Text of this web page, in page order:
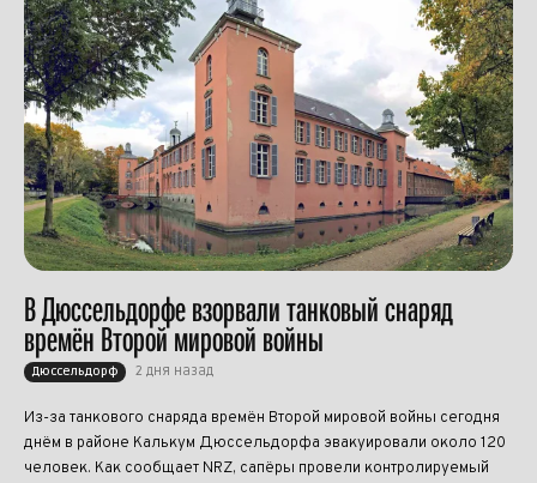
В Дюссельдорфе взорвали танковый снаряд
времён Второй мировой войны
Дюссельдорф 2 дня назад
Из-за танкового снаряда времён Второй мировой войны сегодня
днём в районе Калькум Дюссельдорфа эвакуировали около 120
человек. Как сообщает NRZ, сапёры провели контролируемый